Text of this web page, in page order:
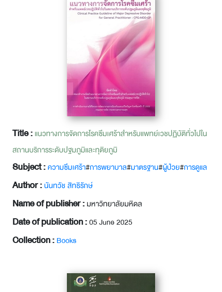
Title :แนวทางการจัดการโรคซึมเศร้าสำหรับแพทย์เวชปฏิบัติทั่วไปใน
สถานบริการระดับปฐมภูมิและทุติยภูมิ
Subject :ความซึมเศร้า#การพยาบาล#มาตรฐาน#ผู้ป่วย#การดูแล
Author :นันทวัช สิทธิรักษ์
Name of publisher :มหาวิทยาลัยมหิดล
Date of publication :05 June 2025
Collection :Books